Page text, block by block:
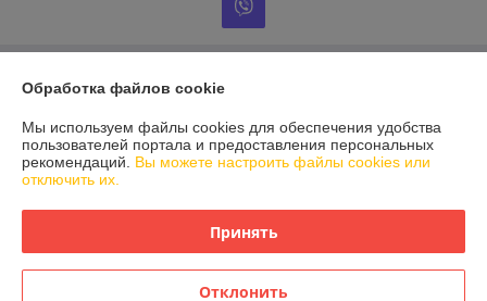
Информация для покупателя
Индивидуальный предприниматель:
ИП Сомкин
Минский р-н, аг.Острошицкий Городок, ул.Ленинская, д.75, кв.1
Регистрационный номер ЕГР: 691451611
Регистрационный орган: Минский райисполком
Дата регистрации компании: 16.03.2012
Обработка файлов cookie
Мы используем файлы cookies для обеспечения удобства
пользователей портала и предоставления персональных
рекомендаций. Вы можете настроить файлы cookies или
отключить их.
Принять
Отклонить